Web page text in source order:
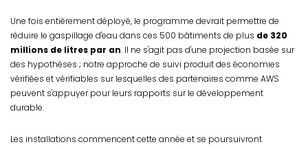
Une fois entièrement déployé, le programme devrait permettre de
réduire le gaspillage d'eau dans ces 500 bâtiments de plus de 320
millions de litres par an. Il ne s'agit pas d'une projection basée sur
des hypothèses ; notre approche de suivi produit des économies
vérifiées et vérifiables sur lesquelles des partenaires comme AWS
peuvent s'appuyer pour leurs rapports sur le développement
durable.
Les installations commencent cette année et se poursuivront